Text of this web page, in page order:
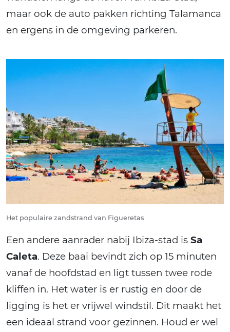
maar ook de auto pakken richting Talamanca
en ergens in de omgeving parkeren.
Het populaire zandstrand van Figueretas
Een andere aanrader nabij Ibiza-stad is Sa
Caleta. Deze baai bevindt zich op 15 minuten
vanaf de hoofdstad en ligt tussen twee rode
kliffen in. Het water is er rustig en door de
ligging is het er vrijwel windstil. Dit maakt het
een ideaal strand voor gezinnen. Houd er wel